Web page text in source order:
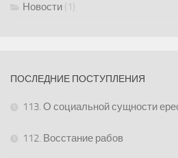
Новости (1)
ПОСЛЕДНИЕ ПОСТУПЛЕНИЯ
113. О социальной сущности
112. Восстание рабов